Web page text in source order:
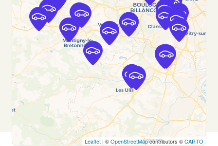
Free2Move Rent - GARAGE DE L
AUTOROUTE - BOIS-D ARCY (C)
6.5
km
2 AVENUE JEAN JAURES
BOIS-D ARCY, 78390
Free2Move Rent - AUTO SERVICE PORT
MARLY - LE PORT-MARLY (C)
8.6
km
27 ROUTE DE VERSAILLES
Leaflet | ©OpenStreetMapcontributors ©CARTO